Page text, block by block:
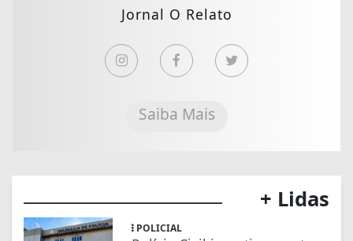
Jornal O Relato
Saiba Mais
+ Lidas
POLICIAL